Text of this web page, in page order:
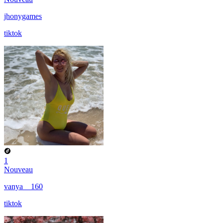
jhonygames
tiktok
1
Nouveau
vanya__160
tiktok